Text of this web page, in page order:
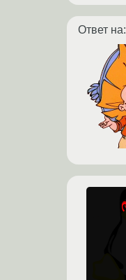
Ответ на: